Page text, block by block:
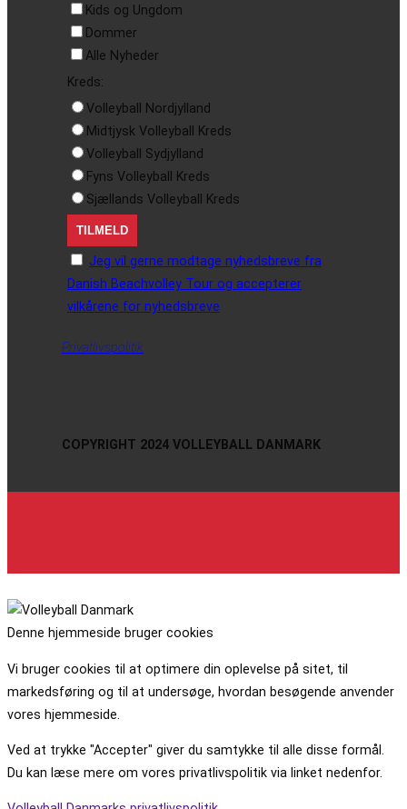
Kids og Ungdom
Dommer
Alle Nyheder
Kreds:
Volleyball Nordjylland
Midtjysk Volleyball Kreds
Volleyball Sydjylland
Fyns Volleyball Kreds
Sjællands Volleyball Kreds
Jeg vil gerne modtage nyhedsbreve fra
Danish Beachvolley Tour og accepterer
vilkårene for nyhedsbreve
Privatlivspolitik
COPYRIGHT 2024 VOLLEYBALL DANMARK
Denne hjemmeside bruger cookies
Vi bruger cookies til at optimere din oplevelse på sitet, til
markedsføring og til at undersøge, hvordan besøgende anvender
vores hjemmeside.
Ved at trykke "Accepter" giver du samtykke til alle disse formål.
Du kan læse mere om vores privatlivspolitik via linket nedenfor.